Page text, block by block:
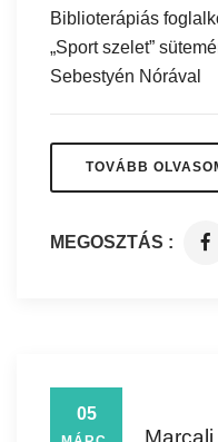
Biblioterápiás
„Sport szelet”
Sebestyén Nórával
TOVÁBB
MEGOSZTÁS :
05